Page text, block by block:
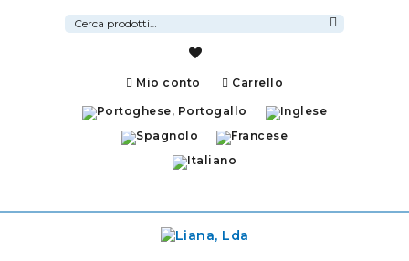
Cerca:
Mio conto Carrello